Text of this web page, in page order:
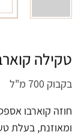
טקילה קוארבו
בקבוק 700 מ"ל
חוזה קוארבו
ומאוזנת, בעלת